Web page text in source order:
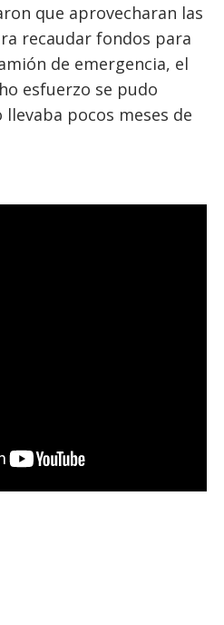
que aprovecharan las
recaudar fondos para
de emergencia, el
esfuerzo se pudo
pocos meses de